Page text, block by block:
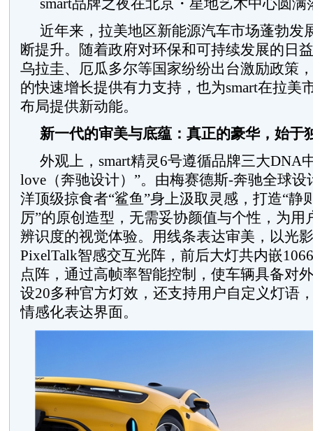
smart品牌之夜在北京・星地艺术中心圆满
近年来，拉美地区新能源汽车市场蓬勃发
断提升。随着政府对环保和可持续发展的日
乌拉圭、厄瓜多尔等国家纷纷出台激励政策
的快速增长提供有力支持，也为smart在拉美
布局提供新动能。
新一代的审美与底蕴：真正的豪华，始于
外观上，smart精灵6号遵循品牌三大DNA
love（奔驰设计）”。由梅赛德斯-奔驰全球设
洋顶级掠食者“鲨鱼”身上汲取灵感，打造“静
厉”的原创造型，无需妥协颜值与个性，为用
辨识度的视觉体验。用线条表达审美，以
PixelTalk智感交互光阵，前后大灯共内嵌
点阵，通过高帧率智能控制，使车辆具备对
设20多种官方灯效，还支持用户自定义灯语
情感化表达界面。